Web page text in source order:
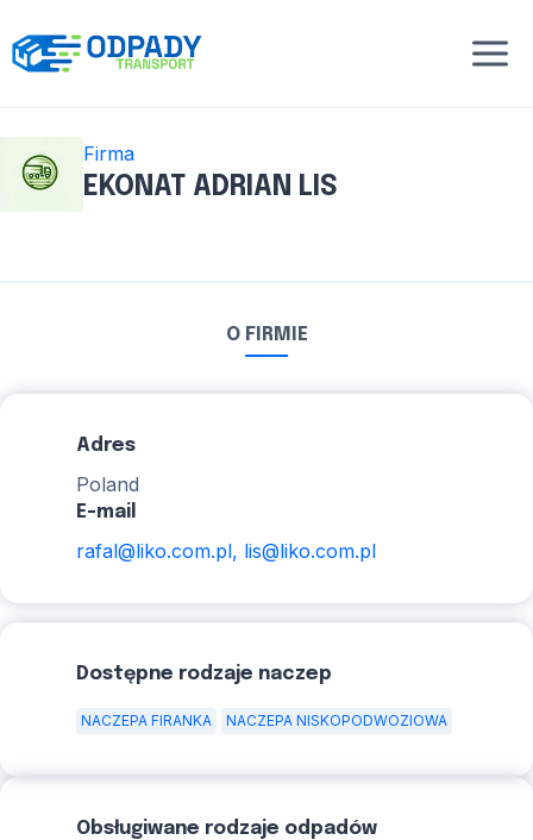
do
treści
Firma
EKONAT ADRIAN LIS
O FIRMIE
Adres
Poland
E-mail
rafal@liko.com.pl, lis@liko.com.pl
Dostępne rodzaje naczep
NACZEPA FIRANKA NACZEPA NISKOPODWOZIOWA
Obsługiwane rodzaje odpadów